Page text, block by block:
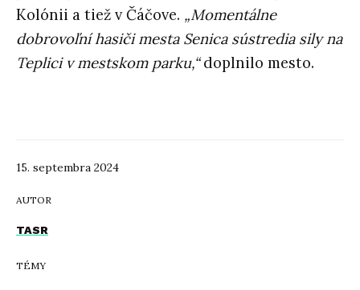
15. septembra 2024
AUTOR
TASR
TÉMY
Kolónii a tiež v Čáčove. „Momentálne
dobrovoľní hasiči mesta Senica sústredia sily na
Teplici v mestskom parku,“doplnilo mesto.